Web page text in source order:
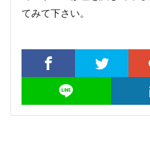
てみて下さい。